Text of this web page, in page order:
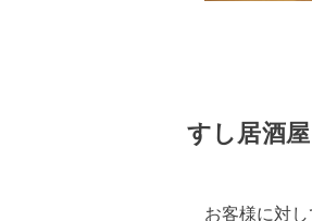
すし居酒
お客様に対